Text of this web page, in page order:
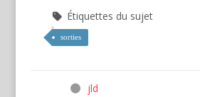
Étiquettes du sujet
sorties
jld